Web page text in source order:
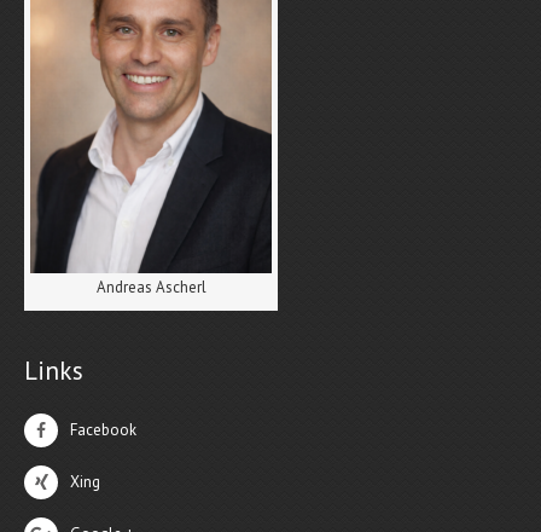
Andreas Ascherl
Links
Facebook
Xing